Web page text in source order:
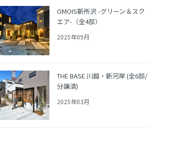
OMOIS新所沢 -グリーン＆スク
エア-（全4邸）
2025年09月
THE BASE 川越・新河岸 (全6邸/
分譲済)
2025年03月